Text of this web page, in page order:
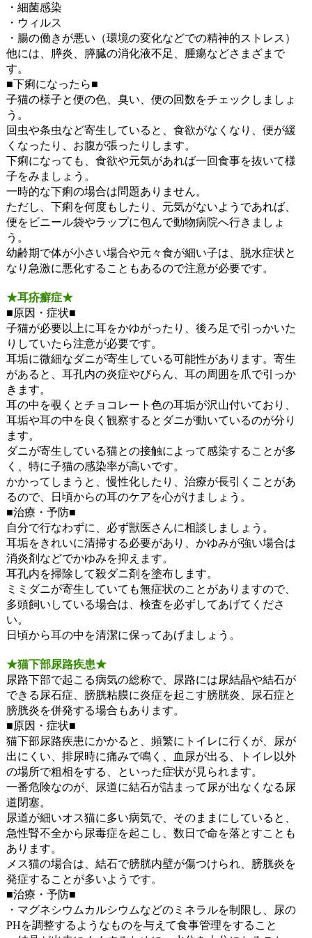
・細菌感染
・ウィルス
・腸の働きが悪い（環境の変化などでの精神的ストレス）
他には、膵炎、膵臓の消化液不足、腫瘍などさまざまで
す。
■下痢になったら■
子猫の様子と便の色、臭い、便の回数をチェックしましょ
う。
回虫や条虫など寄生していると、食欲がなくなり、便が緩
くなったり、お腹が張ったりします。
下痢になっても、食欲や元気があれば一回食事を抜いて様
子をみましょう。
一時的な下痢の場合は問題ありません。
ただし、下痢を何度もしたり、元気がないようであれば、
便をビニール袋やラップに包んで動物病院へ行きましょ
う。
幼齢期で体が小さい場合や元々食が細い子は、脱水症状と
なり急激に悪化することもあるので注意が必要です。
★耳疥癬症★
■原因・症状■
子猫が必要以上に耳をかゆがったり、後ろ足で引っかいた
りしていたら注意が必要です。
耳垢に微細なダニが寄生している可能性があります。寄生
があると、耳孔内の炎症やびらん、耳の周囲を爪で引っか
きます。
耳の中を覗くとチョコレート色の耳垢が沢山付いており、
耳垢や耳の中を良く観察するとダニが動いているのが分り
ます。
ダニが寄生している猫との接触によって感染することが多
く、特に子猫の感染率が高いです。
かかってしまうと、慢性化したり、治療が長引くことがあ
るので、日頃からの耳のケアを心がけましょう。
■治療・予防■
自分で行なわずに、必ず獣医さんに相談しましょう。
耳垢をきれいに清掃する必要があり、かゆみが強い場合は
消炎剤などでかゆみを抑えます。
耳孔内を掃除して殺ダニ剤を塗布します。
ミミダニが寄生していても無症状のことがありますので、
多頭飼いしている場合は、検査を必ずしてあげてくださ
い。
日頃から耳の中を清潔に保ってあげましょう。
★猫下部尿路疾患★
尿路下部で起こる病気の総称で、尿路には尿結晶や結石が
できる尿石症、膀胱粘膜に炎症を起こす膀胱炎、尿石症と
膀胱炎を併発する場合もあります。
■原因・症状■
猫下部尿路疾患にかかると、頻繁にトイレに行くが、尿が
出にくい、排尿時に痛みで鳴く、血尿が出る、トイレ以外
の場所で粗相をする、といった症状が見られます。
一番危険なのが、尿道に結石が詰まって尿が出なくなる尿
道閉塞。
尿道が細いオス猫に多い病気で、そのままにしていると、
急性腎不全から尿毒症を起こし、数日で命を落とすことも
あります。
メス猫の場合は、結石で膀胱内壁が傷つけられ、膀胱炎を
発症することが多いようです。
■治療・予防■
・マグネシウムカルシウムなどのミネラルを制限し、尿の
PHを調整するようなものを与えて食事管理をすること